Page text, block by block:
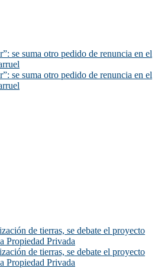
se suma otro pedido de renuncia en el
se suma otro pedido de renuncia en el
de tierras, se debate el proyecto
Propiedad Privada
de tierras, se debate el proyecto
Propiedad Privada